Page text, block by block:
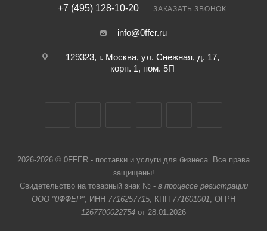
+7 (495) 128-10-20 ЗАКАЗАТЬ ЗВОНОК
info@0ffer.ru
129323, г. Москва, ул. Снежная, д. 17,
корп. 1, пом. 5П
2026-2026 © 0FFER - поставки и услуги для бизнеса. Все права
защищены!
Свидетельство на товарный знак № - в процессе регистрации
ООО "0ФФЕР", ИНН 7716257715, КПП 771601001, ОГРН
1267700022754 от 28.01.2026